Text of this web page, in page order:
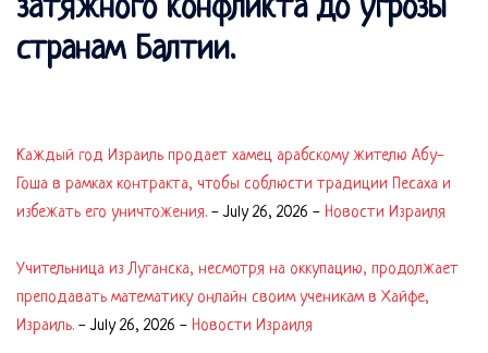
затяжного конфликта до угрозы
странам Балтии.
Каждый год Израиль продает хамец арабскому жителю Абу-
Гоша в рамках контракта, чтобы соблюсти традиции Песаха и
избежать его уничтожения. -July 26, 2026 - Новости Израиля
Учительница из Луганска, несмотря на оккупацию, продолжает
преподавать математику онлайн своим ученикам в Хайфе,
Израиль. -July 26, 2026 - Новости Израиля